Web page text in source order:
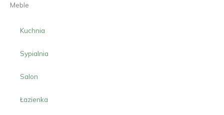
Meble
Kuchnia
Sypialnia
Salon
Łazienka